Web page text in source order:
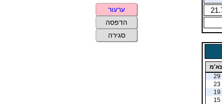
נא'מ
29
23
19
15
ערעור
הדפסה
סגירה